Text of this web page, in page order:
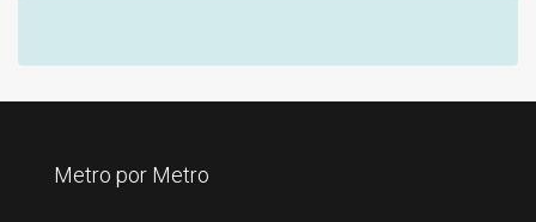
Metro por Metro